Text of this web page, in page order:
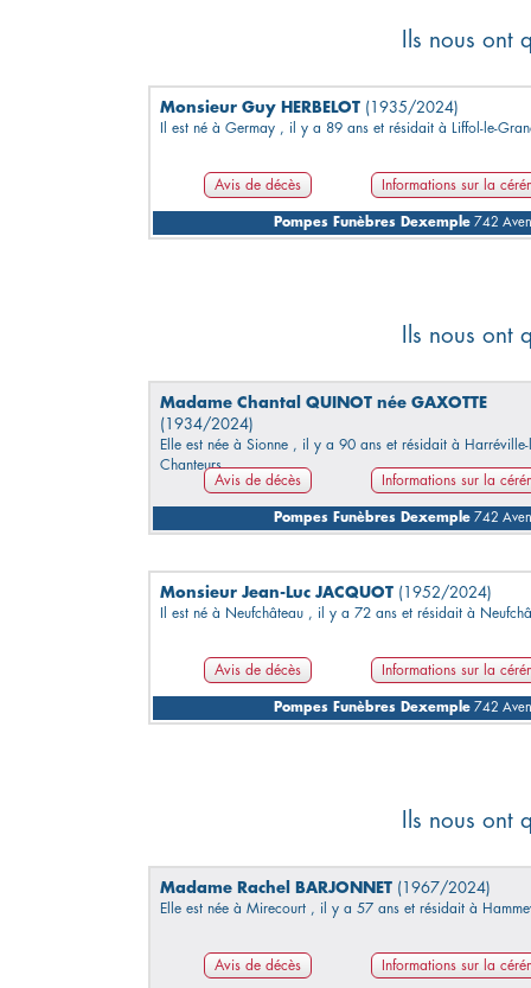
Ils nous
Monsieur Guy HERBELOT (1935/2024)
Il est né à Germay , il y a 89 ans et résidait à Liffol-le-
Avis de décès Informations sur la
Pompes Funèbres Dexemple742
Ils nous
Madame Chantal QUINOT née GAXOTTE
(1934/2024)
Elle est née à Sionne , il y a 90 ans et résidait à Harréville-
Chanteurs.
Avis de décès
Informations sur la
Pompes Funèbres Dexemple742
Monsieur Jean-Luc JACQUOT (1952/2024)
Il est né à Neufchâteau , il y a 72 ans et résidait à
Avis de décès Informations sur la
Pompes Funèbres Dexemple742
Ils nous
Madame Rachel BARJONNET (1967/2024)
Elle est née à Mirecourt , il y a 57 ans et résidait à
Avis de décès Informations sur la